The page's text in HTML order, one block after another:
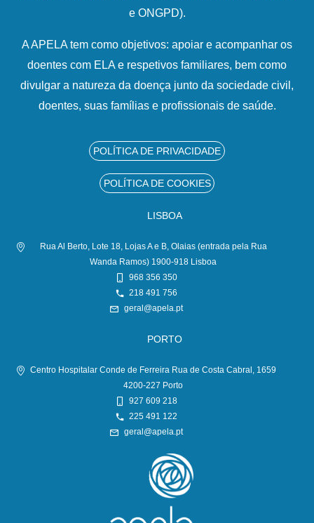
e ONGPD).
A APELA tem como objetivos: apoiar e acompanhar os
doentes com ELA e respetivos familiares, bem como
divulgar a natureza da doença junto da sociedade civil,
doentes, suas famílias e profissionais de saúde.
POLÍTICA DE PRIVACIDADE
POLÍTICA DE COOKIES
LISBOA
Rua Al Berto, Lote 18, Lojas A e B, Olaias (entrada pela Rua
Wanda Ramos) 1900-918 Lisboa
968 356 350
218 491 756
geral@apela.pt
PORTO
Centro Hospitalar Conde de Ferreira Rua de Costa Cabral, 1659
4200-227 Porto
927 609 218
225 491 122
geral@apela.pt